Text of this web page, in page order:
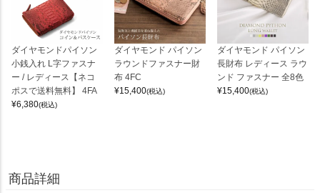
ダイヤモンドパイソン
小銭入れ L字ファスナ
ー / レディース【ネコ
ポスで送料無料】 4FA
¥6,380(税込)
ダイヤモンド パイソン
ラウンドファスナー財
布 4FC
¥15,400(税込)
ダイヤモンド パイソン
長財布 レディース ラウ
ンド ファスナー 全8色
¥15,400(税込)
商品詳細